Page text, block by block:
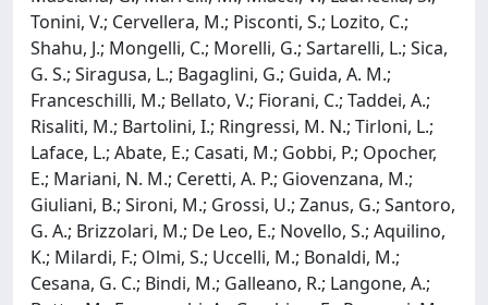
Tonini, V.; Cervellera, M.; Pisconti, S.; Lozito, C.;
Shahu, J.; Mongelli, C.; Morelli, G.; Sartarelli, L.; Sica,
G. S.; Siragusa, L.; Bagaglini, G.; Guida, A. M.;
Franceschilli, M.; Bellato, V.; Fiorani, C.; Taddei, A.;
Risaliti, M.; Bartolini, I.; Ringressi, M. N.; Tirloni, L.;
Laface, L.; Abate, E.; Casati, M.; Gobbi, P.; Opocher,
E.; Mariani, N. M.; Ceretti, A. P.; Giovenzana, M.;
Giuliani, B.; Sironi, M.; Grossi, U.; Zanus, G.; Santoro,
G. A.; Brizzolari, M.; De Leo, E.; Novello, S.; Aquilino,
K.; Milardi, F.; Olmi, S.; Uccelli, M.; Bonaldi, M.;
Cesana, G. C.; Bindi, M.; Galleano, R.; Langone, A.;